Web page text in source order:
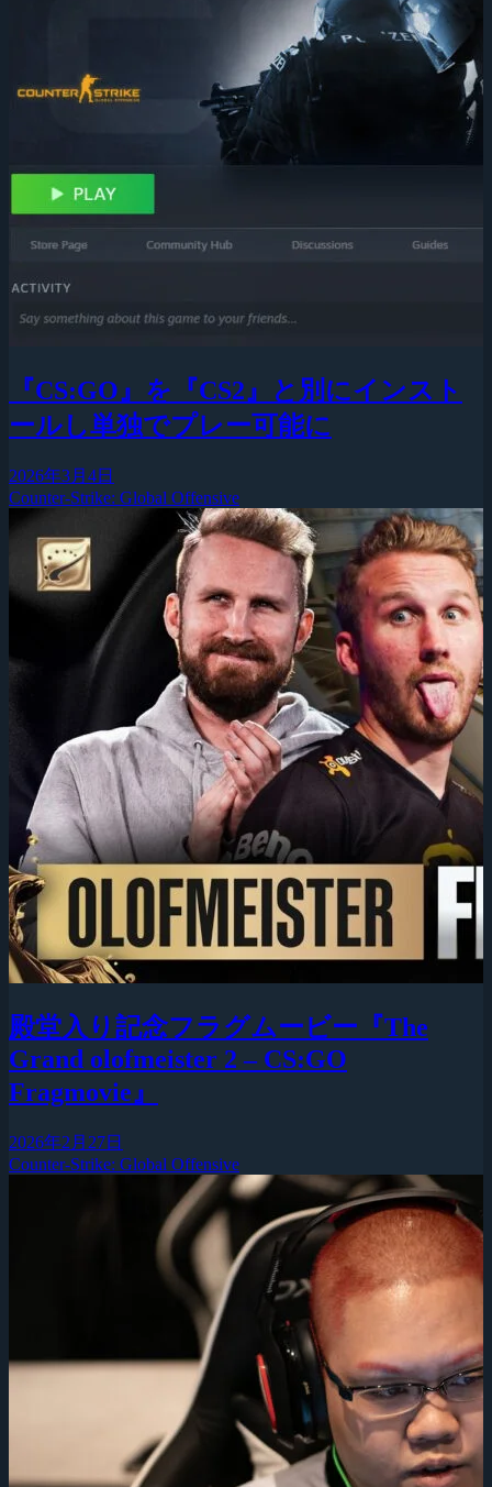
『CS:GO』を『CS2』と別にインスト
ールし単独でプレー可能に
2026年3月4日
Counter-Strike: Global Offensive
殿堂入り記念フラグムービー『The
Grand olofmeister 2 – CS:GO
Fragmovie』
2026年2月27日
Counter-Strike: Global Offensive